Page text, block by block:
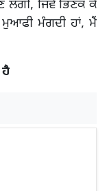
ਲੱਗੀ, ਜਿਵੇਂ ਭਿਣਕ ਕੇ
ਮੰਗਦੀ ਹਾਂ, ਮੈਂ